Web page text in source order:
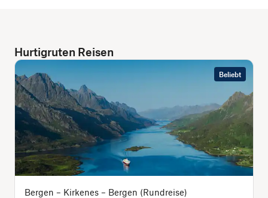
Hurtigruten Reisen
Beliebt
Bergen – Kirkenes – Bergen (Rundreise)